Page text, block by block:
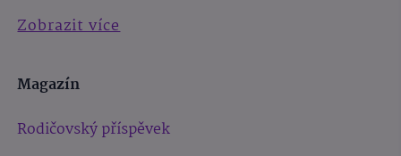
Zobrazit více
Magazín
Rodičovský příspěvek